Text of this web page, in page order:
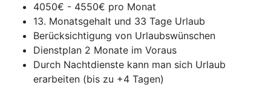
4050€ - 4550€ pro Monat
13. Monatsgehalt und 33 Tage Urlaub
Berücksichtigung von Urlaubswünschen
Dienstplan 2 Monate im Voraus
Durch Nachtdienste kann man sich Urlaub
erarbeiten (bis zu +4 Tagen)